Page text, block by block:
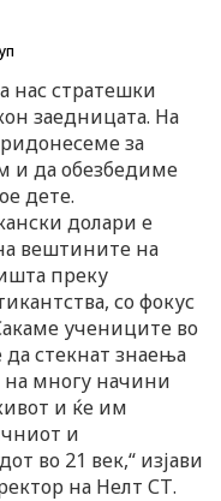
нас стратешки
заедницата. На
за
и да обезбедиме
дете.
долари е
вештините на
преку
со фокус
учениците во
стекнат знаења
многу начини
и ќе им
и
во 21 век,“ изјави
на Нелт СТ.